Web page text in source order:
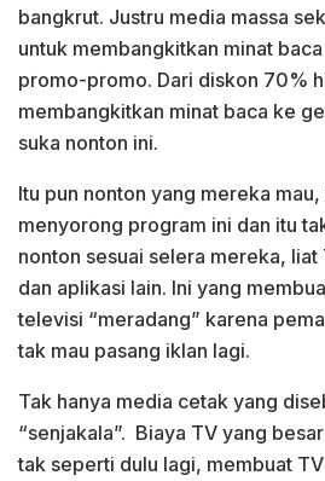
bangkrut. Justru media massa
untuk membangkitkan minat
promo-promo. Dari diskon 70%
membangkitkan minat baca ke
suka nonton ini.
Itu pun nonton yang mereka
menyorong program ini dan itu
nonton sesuai selera mereka,
dan aplikasi lain. Ini yang
televisi “meradang” karena
tak mau pasang iklan lagi.
Tak hanya media cetak yang
“senjakala”. Biaya TV yang
tak seperti dulu lagi, membuat